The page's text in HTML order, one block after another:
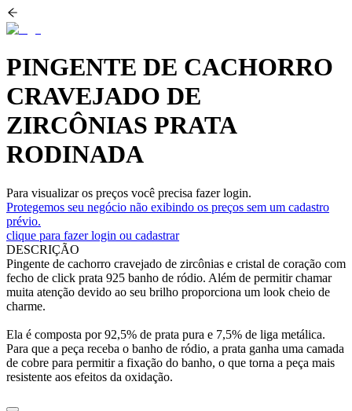
PINGENTE DE CACHORRO
CRAVEJADO DE
ZIRCÔNIAS PRATA
RODINADA
Para visualizar os preços você precisa fazer login.
Protegemos seu negócio não exibindo os preços sem um cadastro
prévio.
clique para fazer login ou cadastrar
DESCRIÇÃO
Pingente de cachorro cravejado de zircônias e cristal de coração com
fecho de click prata 925 banho de ródio. Além de permitir chamar
muita atenção devido ao seu brilho proporciona um look cheio de
charme.
Ela é composta por 92,5% de prata pura e 7,5% de liga metálica.
Para que a peça receba o banho de ródio, a prata ganha uma camada
de cobre para permitir a fixação do banho, o que torna a peça mais
resistente aos efeitos da oxidação.